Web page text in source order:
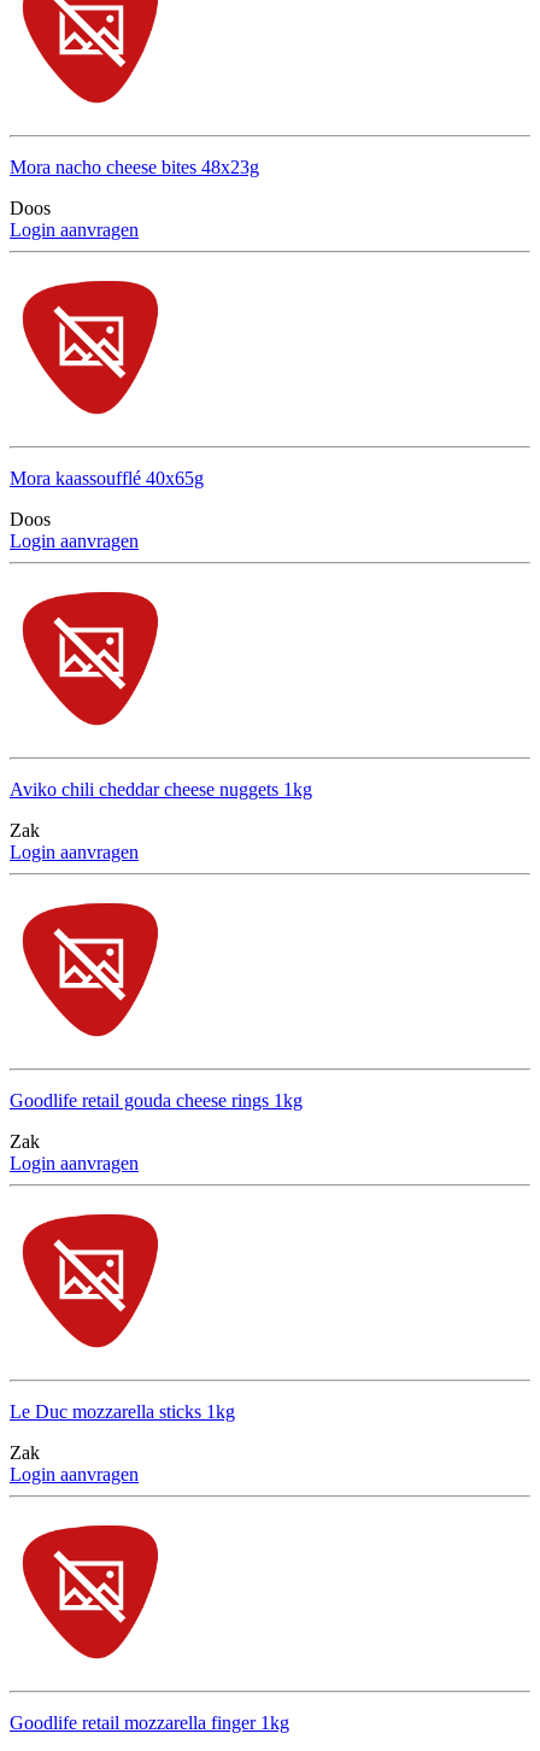
Mora nacho cheese bites 48x23g
Doos
Login aanvragen
Mora kaassoufflé 40x65g
Doos
Login aanvragen
Aviko chili cheddar cheese nuggets 1kg
Zak
Login aanvragen
Goodlife retail gouda cheese rings 1kg
Zak
Login aanvragen
Le Duc mozzarella sticks 1kg
Zak
Login aanvragen
Goodlife retail mozzarella finger 1kg